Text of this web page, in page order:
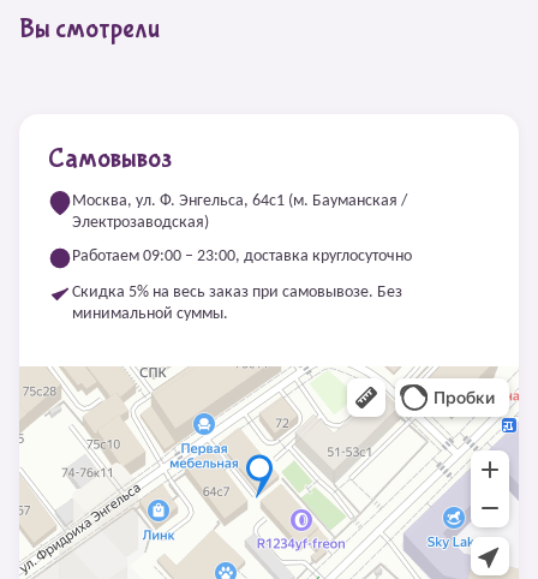
Вы смотрели
Самовывоз
Москва, ул. Ф. Энгельса, 64с1 (м. Бауманская /
Электрозаводская)
Работаем 09:00 – 23:00, доставка круглосуточно
Скидка 5% на весь заказ при самовывозе. Без
минимальной суммы.